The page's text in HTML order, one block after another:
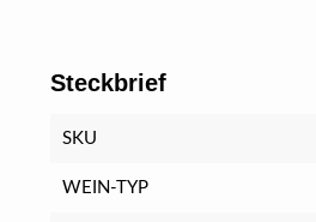
Steckbrief
SKU
WEIN-TYP